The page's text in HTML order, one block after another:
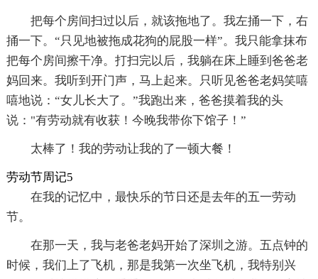
把每个房间扫过以后，就该拖地了。我左捅一下，右
捅一下。“只见地被拖成花狗的屁股一样”。我只能拿抹布
把每个房间擦干净。打扫完以后，我躺在床上睡到爸爸老
妈回来。我听到开门声，马上起来。只听见爸爸老妈笑嘻
嘻地说：“女儿长大了。”我跑出来，爸爸摸着我的头
说："有劳动就有收获！今晚我带你下馆子！”
太棒了！我的劳动让我的了一顿大餐！
劳动节周记5
在我的记忆中，最快乐的节日还是去年的五一劳动
节。
在那一天，我与老爸老妈开始了深圳之游。五点钟的
时候，我们上了飞机，那是我第一次坐飞机，我特别兴